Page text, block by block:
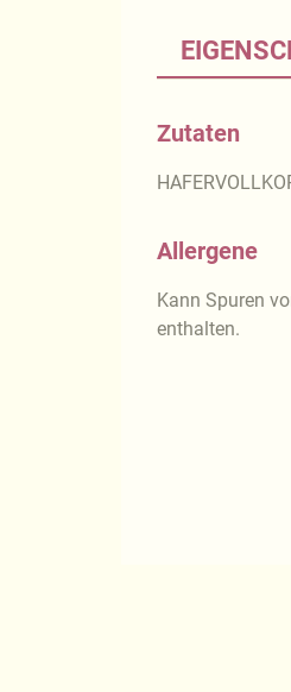
Zutaten
Allergene
Kann Spuren
enthalten.